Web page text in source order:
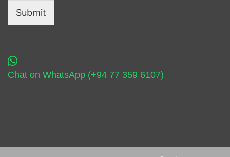
Submit
Chat on WhatsApp (+94 77 359 6107)